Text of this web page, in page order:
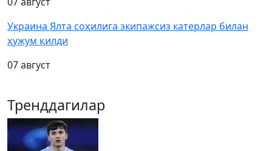
Украина Ялта соҳилига экипажсиз катерлар билан
ҳужум қилди
07 август
Тренддагилар